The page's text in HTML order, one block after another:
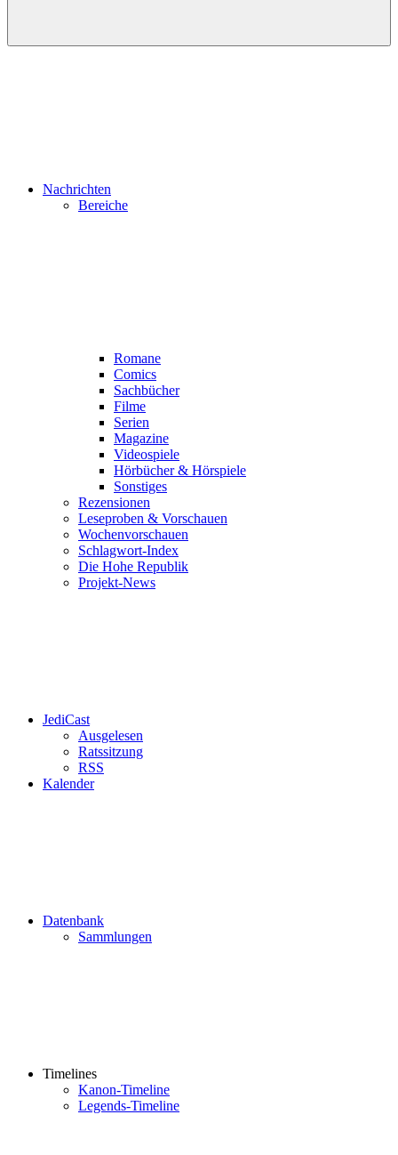
Nachrichten
Bereiche
Romane
Comics
Sachbücher
Filme
Serien
Magazine
Videospiele
Hörbücher & Hörspiele
Sonstiges
Rezensionen
Leseproben & Vorschauen
Wochenvorschauen
Schlagwort-Index
Die Hohe Republik
Projekt-News
JediCast
Ausgelesen
Ratssitzung
RSS
Kalender
Datenbank
Sammlungen
Timelines
Kanon-Timeline
Legends-Timeline